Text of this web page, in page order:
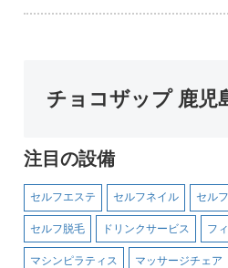
チョコザップ 鹿児
注目の設備
セルフエステ セルフネイル セル
セルフ脱毛 ドリンクサービス フ
マシンピラティス マッサージチェア